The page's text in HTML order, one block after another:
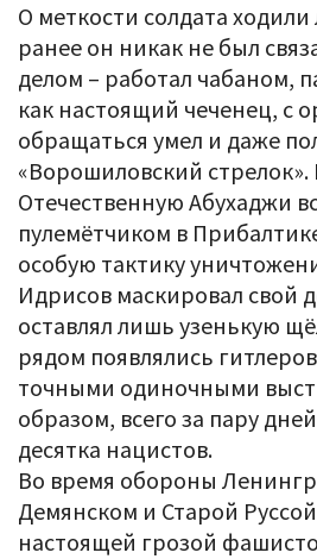
О меткости солдата ходили
ранее он никак не был
делом – работал чабаном,
как настоящий чеченец, с
обращаться умел и даже
«Ворошиловский
Отечественную Абухаджи
пулемётчиком в
особую тактику
Идрисов маскировал свой
оставлял лишь узенькую
рядом появлялись
точными одиночными
образом, всего за пару
десятка нацистов.
Во время обороны
Демянском и Старой
настоящей грозой